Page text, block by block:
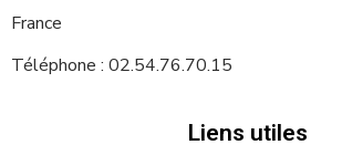
France
Téléphone : 02.54.76.70.15
Liens utiles